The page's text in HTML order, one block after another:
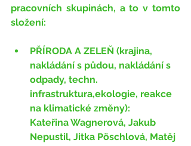
pracovních skupinách, a to v tomto
složení:
PŘÍRODA A ZELEŇ (krajina,
nakládání s půdou, nakládání s
odpady, techn.
infrastruktura,ekologie, reakce
na klimatické změny):
Kateřina Wagnerová, Jakub
Nepustil, Jitka Pöschlová, Matěj